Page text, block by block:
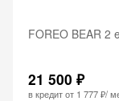
FOREO BEAR 2
21 500 ₽
в кредит от 1 777 ₽/